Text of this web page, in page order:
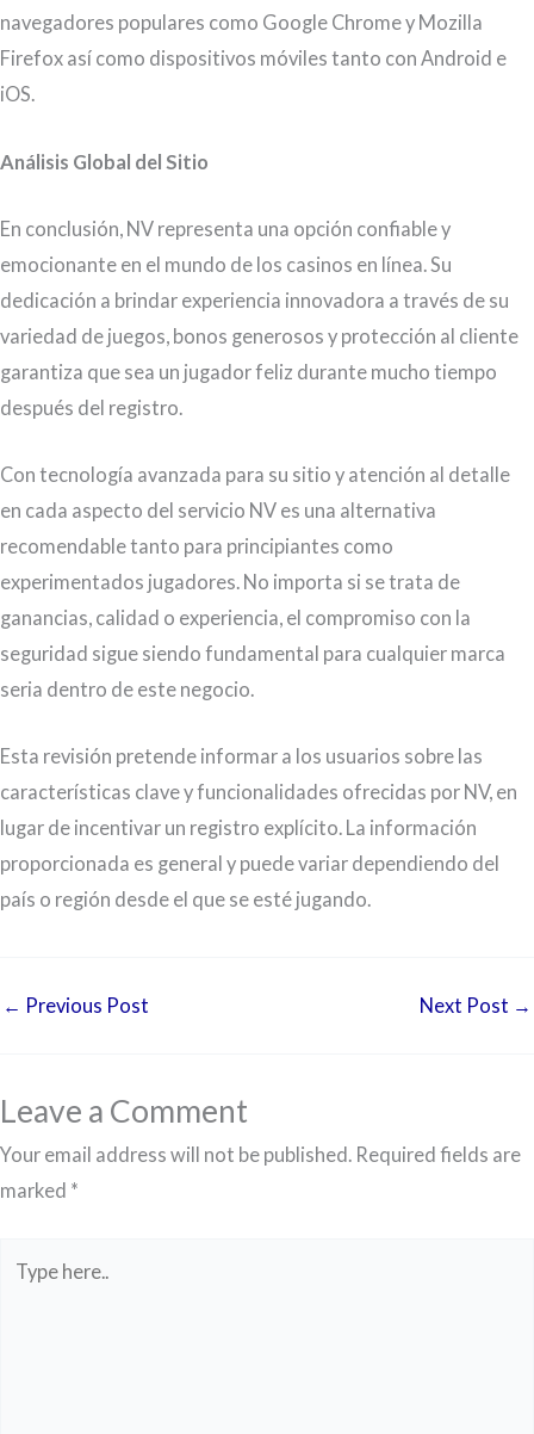
navegadores populares como Google Chrome y Mozilla
Firefox así como dispositivos móviles tanto con Android e
iOS.
Análisis Global del Sitio
En conclusión, NV representa una opción confiable y
emocionante en el mundo de los casinos en línea. Su
dedicación a brindar experiencia innovadora a través de su
variedad de juegos, bonos generosos y protección al cliente
garantiza que sea un jugador feliz durante mucho tiempo
después del registro.
Con tecnología avanzada para su sitio y atención al detalle
en cada aspecto del servicio NV es una alternativa
recomendable tanto para principiantes como
experimentados jugadores. No importa si se trata de
ganancias, calidad o experiencia, el compromiso con la
seguridad sigue siendo fundamental para cualquier marca
seria dentro de este negocio.
Esta revisión pretende informar a los usuarios sobre las
características clave y funcionalidades ofrecidas por NV, en
lugar de incentivar un registro explícito. La información
proporcionada es general y puede variar dependiendo del
país o región desde el que se esté jugando.
← Previous Post Next Post →
Leave a Comment
Your email address will not be published. Required fields are
marked *
here..